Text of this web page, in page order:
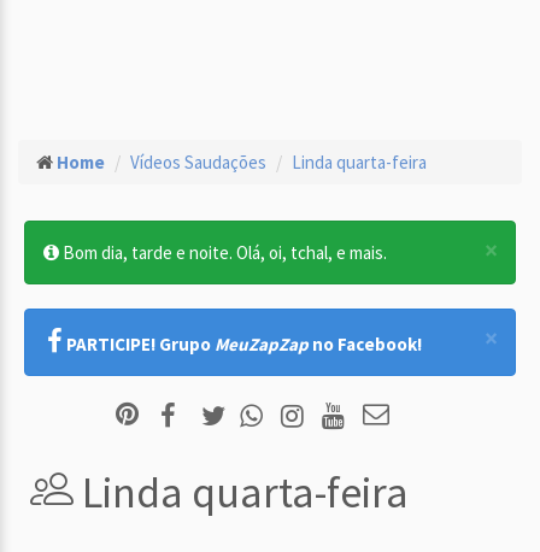
Home Vídeos Saudações Linda quarta-feira
×
Bom dia, tarde e noite. Olá, oi, tchal, e mais.
×
PARTICIPE! Grupo MeuZapZap no Facebook!
Linda quarta-feira